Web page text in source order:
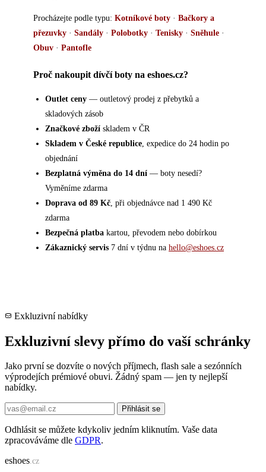
Procházejte podle typu: Kotníkové boty · Bačkory a
přezuvky · Sandály · Polobotky · Tenisky · Sněhule ·
Obuv · Pantofle
Proč nakoupit dívčí boty na eshoes.cz?
Outlet ceny — outletový prodej z přebytků a
skladových zásob
Značkové zboží skladem v ČR
Skladem v České republice , expedice do 24 hodin po
objednání
Bezplatná výměna do 14 dní — boty nesedí?
Vyměníme zdarma
Doprava od 89 Kč , při objednávce nad 1 490 Kč
zdarma
Bezpečná platba kartou, převodem nebo dobírkou
Zákaznický servis 7 dní v týdnu na hello@eshoes.cz
Exkluzivní nabídky
Exkluzivní slevy přímo do vaší schránky
Jako první se dozvíte o nových příjmech, flash sale a sezónních
výprodejích prémiové obuvi. Žádný spam — jen ty nejlepší
nabídky.
Přihlásit se
Odhlásit se můžete kdykoliv jedním kliknutím. Vaše data
zpracováváme dle GDPR.
eshoes.cz